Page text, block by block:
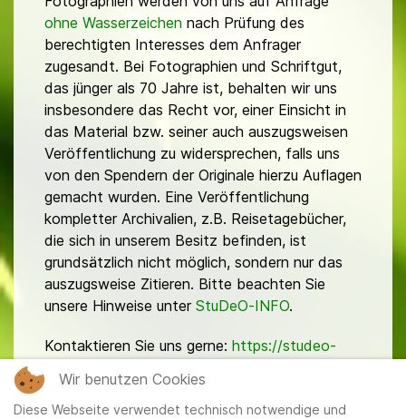
ohne Wasserzeichen nach Prüfung des
berechtigten Interesses dem Anfrager
zugesandt. Bei Fotographien und Schriftgut,
das jünger als 70 Jahre ist, behalten wir uns
insbesondere das Recht vor, einer Einsicht in
das Material bzw. seiner auch auszugsweisen
Veröffentlichung zu widersprechen, falls uns
von den Spendern der Originale hierzu Auflagen
gemacht wurden. Eine Veröffentlichung
kompletter Archivalien, z.B. Reisetagebücher,
die sich in unserem Besitz befinden, ist
grundsätzlich nicht möglich, sondern nur das
auszugsweise Zitieren. Bitte beachten Sie
unsere Hinweise unter StuDeO-INFO.
Kontaktieren Sie uns gerne: https://studeo-
Wir benutzen Cookies
Diese Webseite verwendet technisch notwendige und